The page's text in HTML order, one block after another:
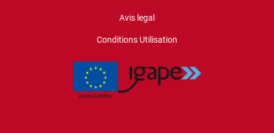
Avis legal
Conditions Utilisation